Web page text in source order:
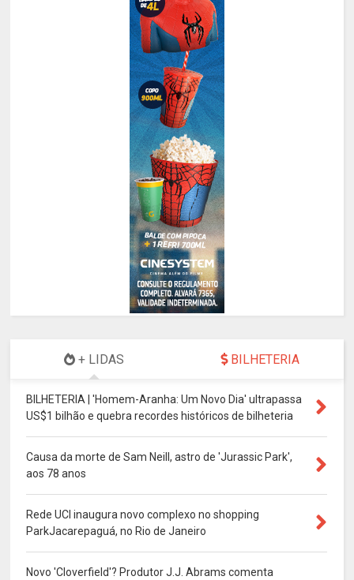
+ LIDAS BILHETERIA
BILHETERIA | 'Homem-Aranha: Um Novo Dia' ultrapassa
US$1 bilhão e quebra recordes históricos de bilheteria
Causa da morte de Sam Neill, astro de 'Jurassic Park',
aos 78 anos
Rede UCI inaugura novo complexo no shopping
ParkJacarepaguá, no Rio de Janeiro
Novo 'Cloverfield'? Produtor J.J. Abrams comenta